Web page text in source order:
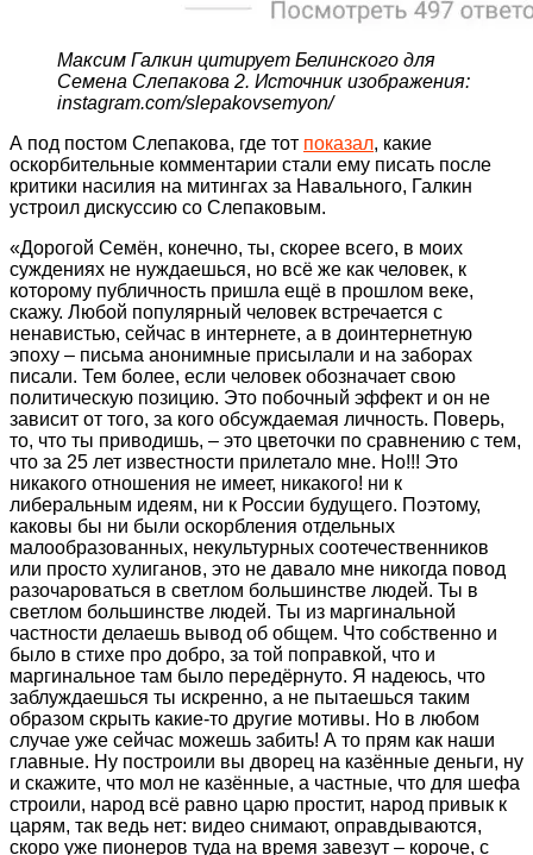
Максим Галкин цитирует Белинского для
Семена Слепакова 2. Источник изображения:
instagram.com/slepakovsemyon/
А под постом Слепакова, где тот показал, какие
оскорбительные комментарии стали ему писать после
критики насилия на митингах за Навального, Галкин
устроил дискуссию со Слепаковым.
«Дорогой Семён, конечно, ты, скорее всего, в моих
суждениях не нуждаешься, но всё же как человек, к
которому публичность пришла ещё в прошлом веке,
скажу. Любой популярный человек встречается с
ненавистью, сейчас в интернете, а в доинтернетную
эпоху – письма анонимные присылали и на заборах
писали. Тем более, если человек обозначает свою
политическую позицию. Это побочный эффект и он не
зависит от того, за кого обсуждаемая личность. Поверь,
то, что ты приводишь, – это цветочки по сравнению с тем,
что за 25 лет известности прилетало мне. Но!!! Это
никакого отношения не имеет, никакого! ни к
либеральным идеям, ни к России будущего. Поэтому,
каковы бы ни были оскорбления отдельных
малообразованных, некультурных соотечественников
или просто хулиганов, это не давало мне никогда повод
разочароваться в светлом большинстве людей. Ты в
светлом большинстве людей. Ты из маргинальной
частности делаешь вывод об общем. Что собственно и
было в стихе про добро, за той поправкой, что и
маргинальное там было передёрнуто. Я надеюсь, что
заблуждаешься ты искренно, а не пытаешься таким
образом скрыть какие-то другие мотивы. Но в любом
случае уже сейчас можешь забить! А то прям как наши
главные. Ну построили вы дворец на казённые деньги, ну
и скажите, что мол не казённые, а частные, что для шефа
строили, народ всё равно царю простит, народ привык к
царям, так ведь нет: видео снимают, оправдываются,
скоро уже пионеров туда на время завезут – короче, с